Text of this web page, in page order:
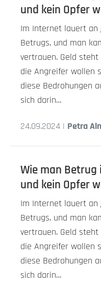
und kein Opfer
Im Internet lauert an
Betrugs, und man
vertrauen. Geld
die Angreifer wollen
diese Bedrohungen
sich darin…
24.09.2024 | Petra
Wie man
und kein Opfer
Im Internet lauert an
Betrugs, und man
vertrauen. Geld
die Angreifer wollen
diese Bedrohungen
sich darin…